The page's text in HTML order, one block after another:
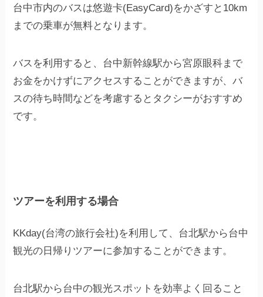
台中市内のバスは悠遊卡(EasyCard)をかざすと10km
までの乗車が無料となります。
バスを利用すると、台中新幹線駅から宮原眼科まで
お金をかけずにアクセスすることができますが、バ
スの待ち時間などを考慮するとタクシーがおすすめ
です。
ツアーを利用する場合
KKday(台湾の旅行会社)を利用して、台北駅から台中
観光の日帰りツアーに参加することができます。
台北駅から台中の観光スポットを効率よく回ること